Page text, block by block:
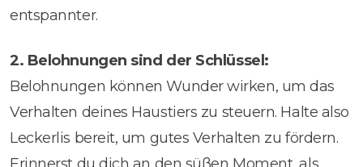
entspannter.
2. Belohnungen sind der Schlüssel:
Belohnungen können Wunder wirken, um das
Verhalten deines Haustiers zu steuern. Halte also
Leckerlis bereit, um gutes Verhalten zu fördern.